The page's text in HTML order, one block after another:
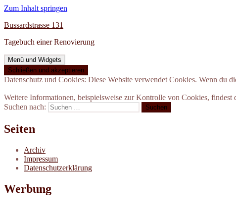
Zum Inhalt springen
Bussardstrasse 131
Tagebuch einer Renovierung
Menü und Widgets
Datenschutz und Cookies: Diese Website verwendet Cookies. Wenn du
Weitere Informationen, beispielsweise zur Kontrolle von Cookies, findest
Suchen nach:
Seiten
Archiv
Impressum
Datenschutzerklärung
Werbung